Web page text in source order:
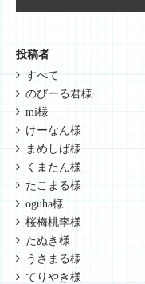
投稿者
すべて
のびーる君様
mi様
けーなん様
まめしば様
くまたん様
たこまる様
oguha様
桜梅桃李様
たぬき様
うさまる様
てりやき様